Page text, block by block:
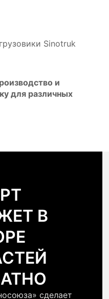
Sinotruk
и
для различных
В
сделает